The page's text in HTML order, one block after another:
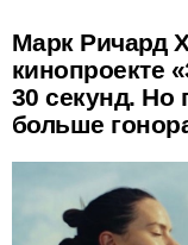
Марк Ричард
кинопроекте
30 секунд. Но
больше